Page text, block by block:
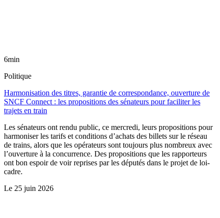
6min
Politique
Harmonisation des titres, garantie de correspondance, ouverture de
SNCF Connect : les propositions des sénateurs pour faciliter les
trajets en train
Les sénateurs ont rendu public, ce mercredi, leurs propositions pour
harmoniser les tarifs et conditions d’achats des billets sur le réseau
de trains, alors que les opérateurs sont toujours plus nombreux avec
l’ouverture à la concurrence. Des propositions que les rapporteurs
ont bon espoir de voir reprises par les députés dans le projet de loi-
cadre.
Le 25 juin 2026